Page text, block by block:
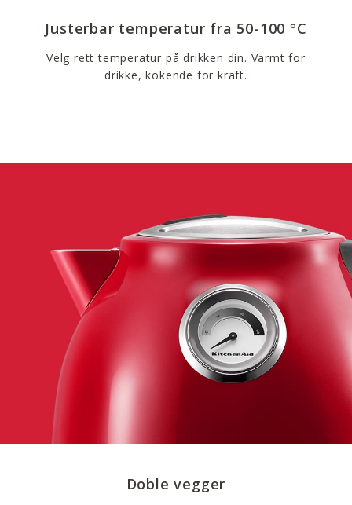
Justerbar temperatur fra 50-100 °C
Velg rett temperatur på drikken din. Varmt for
drikke, kokende for kraft.
Doble vegger